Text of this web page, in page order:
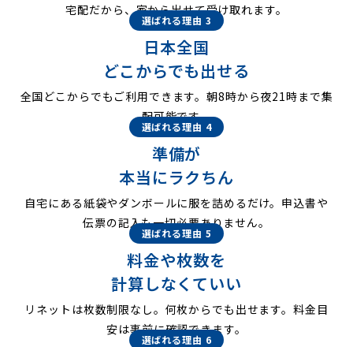
宅配だから、家から出せて受け取れます。
選ばれる理由 3
日本全国
どこからでも出せる
全国どこからでもご利用できます。朝8時から夜21時まで集
配可能です。
選ばれる理由 4
準備が
本当にラクちん
自宅にある紙袋やダンボールに服を詰めるだけ。申込書や
伝票の記入も一切必要ありません。
選ばれる理由 5
料金や枚数を
計算しなくていい
リネットは枚数制限なし。何枚からでも出せます。料金目
安は事前に確認できます。
選ばれる理由 6